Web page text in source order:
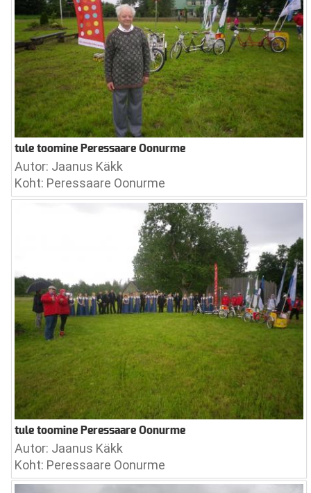
tule toomine Peressaare Oonurme
Autor: Jaanus Käkk
Koht: Peressaare Oonurme
tule toomine Peressaare Oonurme
Autor: Jaanus Käkk
Koht: Peressaare Oonurme